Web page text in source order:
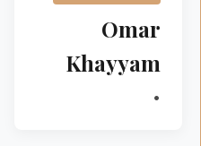
Omar
Khayyam
•